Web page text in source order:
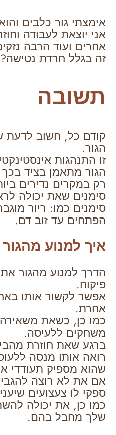
אימצתי גור כלבים
אני יוצאת לעבודה
אחרים ועוד הרבה
זה בגלל חרדת
תשובה
קודם כל, חשוב לדעת
הגור.
זו התנהגות
הגור מתאמן בציד
רק במקרים נדירים
סימנים שאת יכולה
סימנים כמו: ריור
הפתחים עד זוב דם.
איך למנוע
הדרך למנוע מהגור
פיקוח.
אפשר לקשור אותו
אחרת.
כמו כן, כשאת
משחקים ללעיסה.
ברגע שאת חוזרת
רואה אותו מנסה
שהוא מספיק תעודדי
אם את לא רוצה
ספקי לו צעצועים
כמו כן, את יכולה
שלך מחבל בהם.